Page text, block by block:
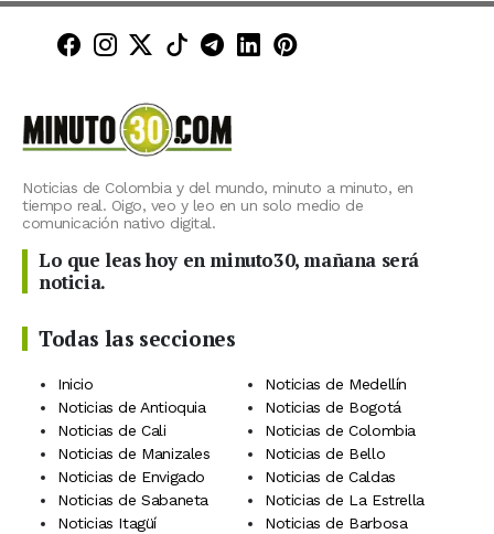
Minuto30 en Facebook
Minuto30 en Instagram
Minuto30 en X (Twitter)
Minuto30 en TikTok
Canal de Minuto30 en
Minuto30 en LinkedIn
Minuto30 en
Noticias de Colombia y del mundo, minuto a minuto, en
tiempo real. Oigo, veo y leo en un solo medio de
comunicación nativo digital.
Lo que leas hoy en minuto30, mañana será
noticia.
Todas las secciones
Inicio
Noticias de Medellín
Noticias de Antioquia
Noticias de Bogotá
Noticias de Cali
Noticias de Colombia
Noticias de Manizales
Noticias de Bello
Noticias de Envigado
Noticias de Caldas
Noticias de Sabaneta
Noticias de La Estrella
Noticias Itagüí
Noticias de Barbosa